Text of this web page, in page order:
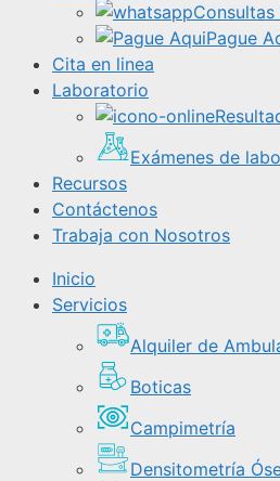
Pague
Cita en linea
Laboratorio
Exámenes de
Recursos
Contáctenos
Trabaja con Nosotros
Inicio
Servicios
Alquiler de
Boticas
Campimetría
Densitometría